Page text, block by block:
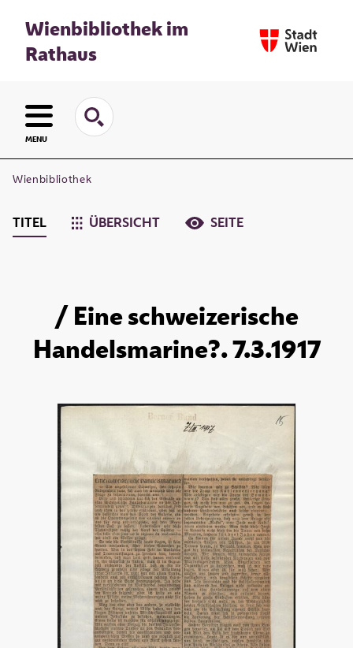
Wienbibliothek im
Rathaus
MENU
Wienbibliothek
TITEL ÜBERSICHT SEITE
/ Eine schweizerische
Handelsmarine?. 7.3.1917